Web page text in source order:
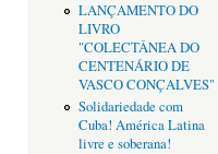
LANÇAMENTO DO
LIVRO
"COLECTÂNEA DO
CENTENÁRIO DE
VASCO CONÇALVES"
Solidariedade com
Cuba! América Latina
livre e soberana!